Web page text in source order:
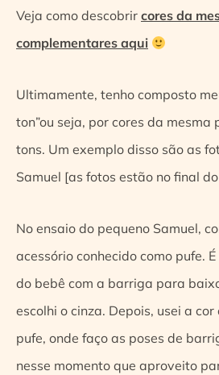
Veja como descobrir cores da
complementares aqui
Ultimamente, tenho composto
ton”ou seja, por cores da
tons. Um exemplo disso são as
Samuel [as fotos estão no final
No ensaio do pequeno Samuel,
acessório conhecido como pufe.
do bebê com a barriga para
escolhi o cinza. Depois, usei a
pufe, onde faço as poses de
nesse momento que aproveito